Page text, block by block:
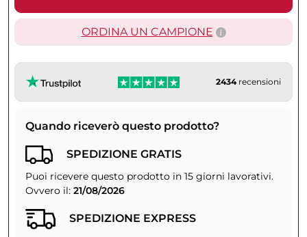
ORDINA UN CAMPIONE
2434recensioni
Quando riceverò questo prodotto?
SPEDIZIONE GRATIS
Puoi ricevere questo prodotto in 15 giorni lavorativi.
Ovvero il: 21/08/2026
SPEDIZIONE EXPRESS